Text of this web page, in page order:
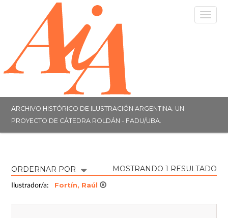
ARCHIVO HISTÓRICO DE ILUSTRACIÓN ARGENTINA. UN
PROYECTO DE CÁTEDRA ROLDÁN - FADU/UBA.
ORDERNAR POR MOSTRANDO 1 RESULTADO
Ilustrador/a: Fortín, Raúl